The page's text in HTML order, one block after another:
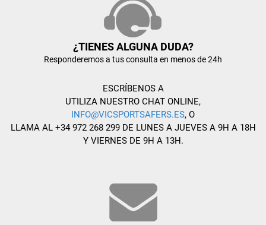
¿TIENES ALGUNA DUDA?
Responderemos a tus consulta en menos de 24h
ESCRÍBENOS A
UTILIZA NUESTRO CHAT ONLINE,
INFO@VICSPORTSAFERS.ES, O
LLAMA AL +34 972 268 299 DE LUNES A JUEVES A 9H A 18H
Y VIERNES DE 9H A 13H.